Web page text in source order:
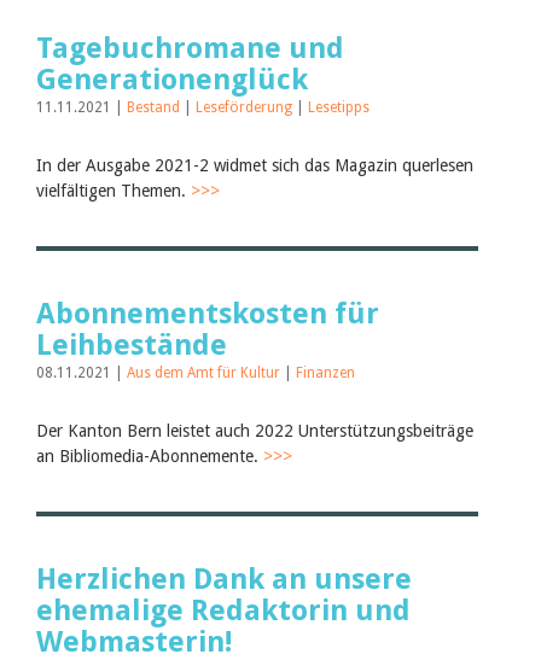
Tagebuchromane und
Generationenglück
11.11.2021 | Bestand Leseförderung Lesetipps
In der Ausgabe 2021-2 widmet sich das Magazin querlesen
vielfältigen Themen. >>>
Abonnementskosten für
Leihbestände
08.11.2021 | Aus dem Amt für Kultur Finanzen
Der Kanton Bern leistet auch 2022 Unterstützungsbeiträge
an Bibliomedia-Abonnemente. >>>
Herzlichen Dank an unsere
ehemalige Redaktorin und
Webmasterin!